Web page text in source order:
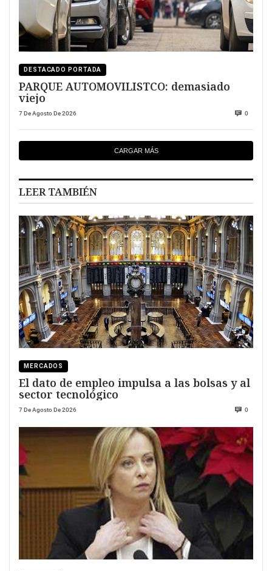
DESTACADO PORTADA
PARQUE AUTOMOVILISTCO: demasiado
viejo
7 De Agosto De 2026 0
CARGAR MÁS
LEER TAMBIÉN
MERCADOS
El dato de empleo impulsa a las bolsas y al
sector tecnológico
7 De Agosto De 2026 0